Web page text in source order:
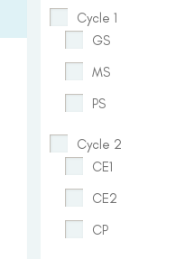
Cycle 1
GS
MS
PS
Cycle 2
CE1
CE2
CP